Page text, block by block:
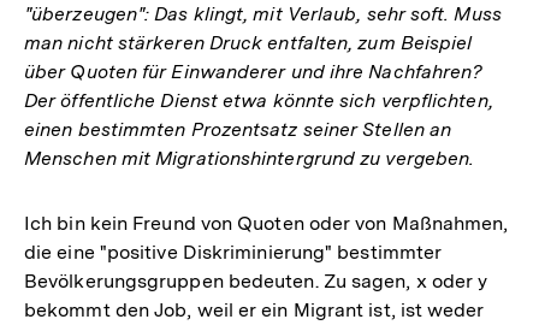
"überzeugen": Das klingt, mit Verlaub, sehr soft. Muss
man nicht stärkeren Druck entfalten, zum Beispiel
über Quoten für Einwanderer und ihre Nachfahren?
Der öffentliche Dienst etwa könnte sich verpflichten,
einen bestimmten Prozentsatz seiner Stellen an
Menschen mit Migrationshintergrund zu vergeben.
Ich bin kein Freund von Quoten oder von Maßnahmen,
die eine "positive Diskriminierung" bestimmter
Bevölkerungsgruppen bedeuten. Zu sagen, x oder y
bekommt den Job, weil er ein Migrant ist, ist weder